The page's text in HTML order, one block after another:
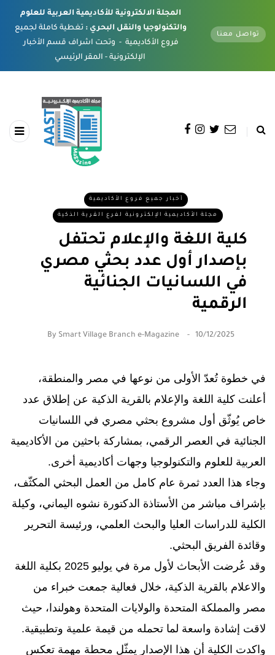
المجلة الالكترونية للأكاديمية العربية للعلوم
والتكنولوجيا والنقل البحري : تغطية كاملة لجميع
فروع الأكاديمية - وتحت اشراف قسم الأخبار
تواصل معنا
أخبار جميع فروع الأكاديمية
مجلة الأكاديمية الإلكترونية لفرع القرية الذكية
كلية اللغة والإعلام تحتفل
بإصدار أول عدد بحثي مصري
في اللسانيات الجنائية
الرقمية
By Smart Village Branch e-Magazine 10/12/2025
في خطوة تُعدّ الأولى من نوعها في مصر والمنطقة،
أعلنت كلية اللغة والإعلام بالقرية الذكية عن إطلاق عدد
خاص يُوثّق أول مشروع بحثي مصري في اللسانيات
الجنائية في العصر الرقمي، بمشاركة باحثين من الأكاديمية
العربية للعلوم والتكنولوجيا وجهات أكاديمية أخرى.
وجاء هذا العدد ثمرة عام كامل من العمل البحثي المكثّف،
بإشراف مباشر من الأستاذة الدكتورة نشوه اليماني، وكيلة
الكلية للدراسات العليا والبحث العلمي، ورئيسة التحرير
وقائدة الفريق البحثي.
وقد عُرضت الأبحاث لأول مرة في يوليو 2025 بكلية اللغة
والاعلام بالقرية الذكية، خلال فعالية جمعت خبراء من
مصر والمملكة المتحدة والولايات المتحدة وهولندا، حيث
لاقت إشادة واسعة لما تحمله من قيمة علمية وتطبيقية.
واكدت الكلية أن هذا الإصدار يمثّل محطة مهمة تعكس